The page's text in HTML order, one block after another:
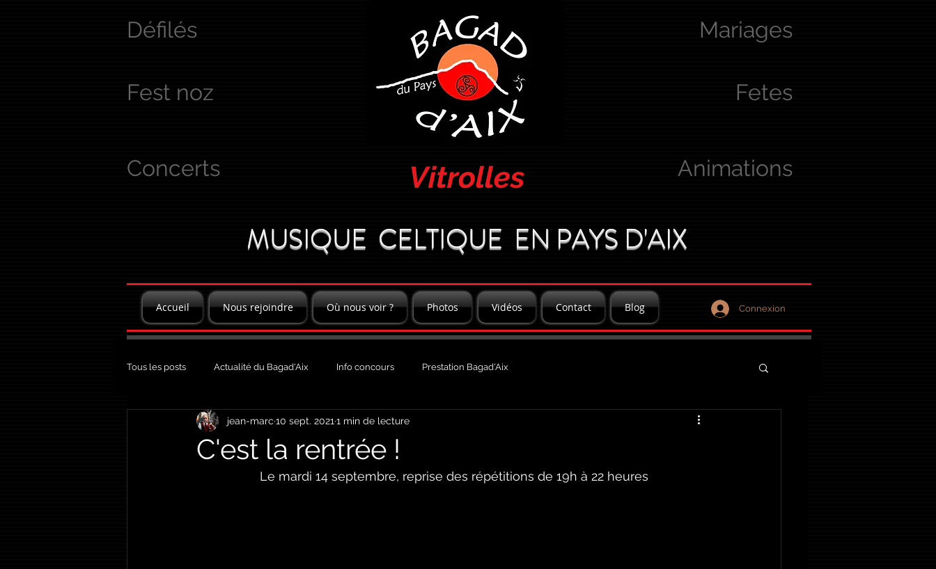
Défilés
Fest noz
Mariages
Fetes
Concerts Vitrolles Animations
MUSIQUE CELTIQUE EN PAYS D'AIX
Accueil Nous rejoindre Où nous voir ? Photos Vidéos Contact Blog Connexion
Tous les posts Actualité du Bagad'Aix Info concours Prestation Bagad'Aix
C'est la rentrée !
jean-marc 10 sept. 2021 1 min de lecture
Le mardi 14 septembre, reprise des répétitions de 19h à 22 heures